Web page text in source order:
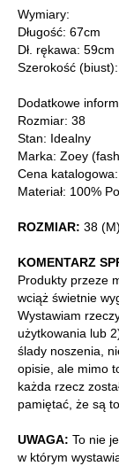
Wymiary:
Długość: 67cm
Dł. rękawa: 59cm
Szerokość
Dodatkowe
Rozmiar: 38
Stan: Idealny
Marka: Zoey
Cena
Materiał: 100%
ROZMIAR: 38 (M)
KOMENTARZ
Produkty przeze
wciąż świetnie
Wystawiam
użytkowania lub
ślady noszenia,
opisie, ale mimo
każda rzecz
pamiętać, że są
UWAGA: To nie
w którym